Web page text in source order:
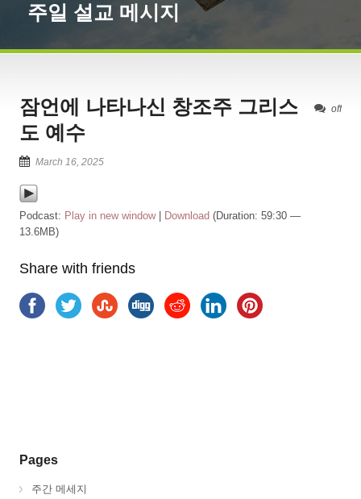
주일 설교 메시지
off
잠언에 나타나신 창조주 그리스
도 예수
March 16, 2025
Podcast: Play in new window| Download (Duration: 59:30 —
13.6MB)
Share with friends
Pages
주간 메세지